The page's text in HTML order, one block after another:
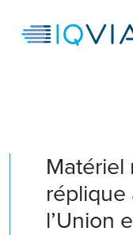
Matériel
réplique
l’Union